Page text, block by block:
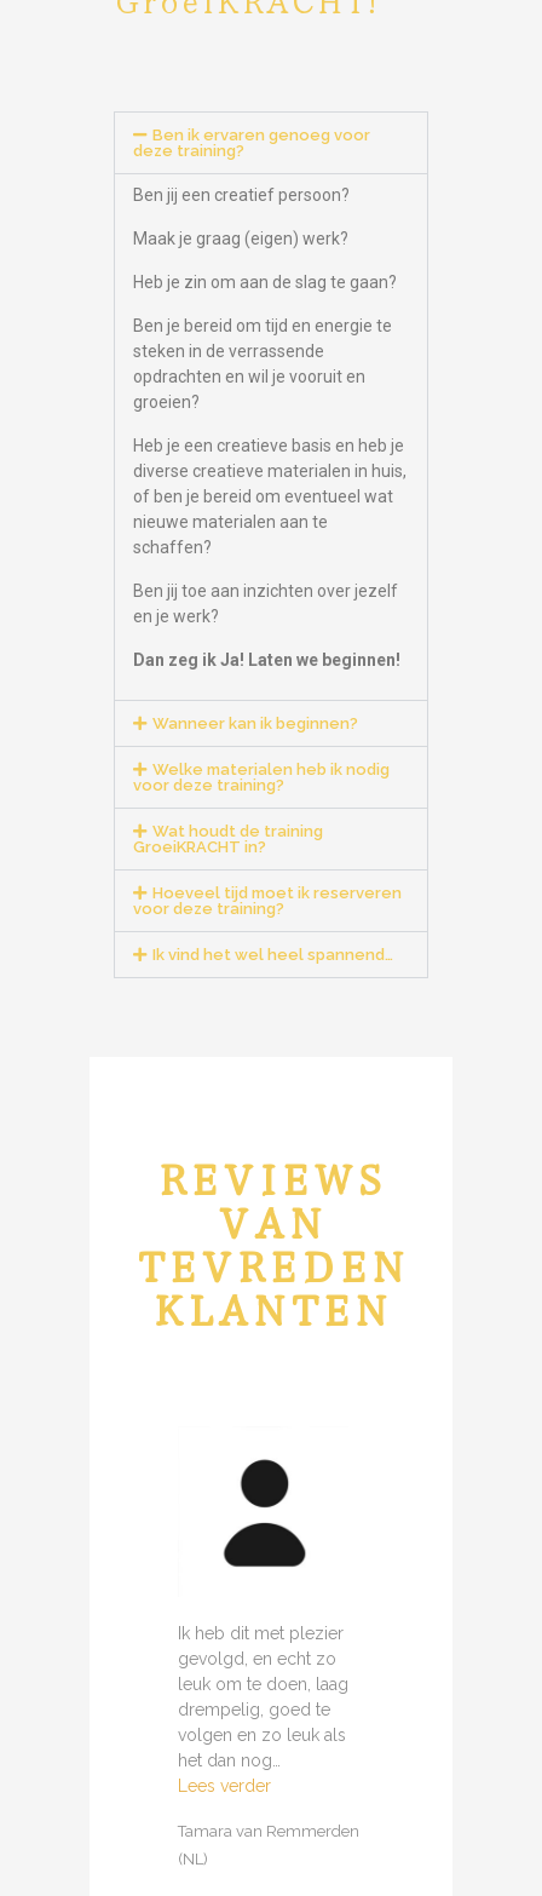
Ben ik ervaren genoeg voor
deze training?
Ben jij een creatief persoon?
Maak je graag (eigen) werk?
Heb je zin om aan de slag te gaan?
Ben je bereid om tijd en energie te
steken in de verrassende
opdrachten en wil je vooruit en
groeien?
Heb je een creatieve basis en heb je
diverse creatieve materialen in huis,
of ben je bereid om eventueel wat
nieuwe materialen aan te
schaffen?
Ben jij toe aan inzichten over jezelf
en je werk?
Dan zeg ik Ja! Laten we beginnen!
Wanneer kan ik beginnen?
Welke materialen heb ik nodig
voor deze training?
Wat houdt de training
GroeiKRACHT in?
Hoeveel tijd moet ik reserveren
voor deze training?
Ik vind het wel heel spannend…
REVIEWS
VAN
TEVREDEN
KLANTEN
Ik heb dit met plezier
gevolgd, en echt zo
leuk om te doen, laag
drempelig, goed te
volgen en zo leuk als
het dan nog…
Lees verder
Tamara van Remmerden
(NL)